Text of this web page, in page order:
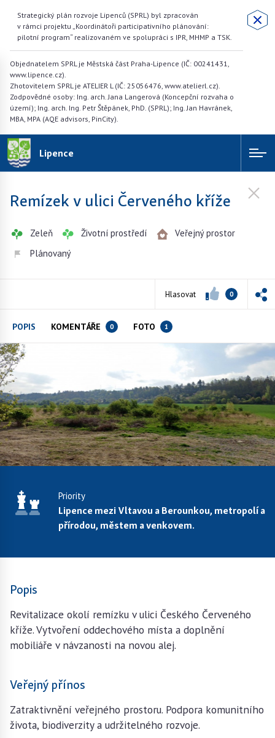
Strategický plán rozvoje Lipenců (SPRL) byl zpracován
v rámci projektu „Koordinátoři participativního plánování:
pilotní program“ realizovaném ve spolupráci s IPR, MHMP a TSK.
Objednatelem SPRL je Městská část Praha-Lipence (IČ: 00241431,
www.lipence.cz).
Zhotovitelem SPRL je ATELIER L (IČ: 25056476, www.atelierl.cz).
Zodpovědné osoby: Ing. arch. Jana Langerová (Koncepční rozvaha o
území); Ing. arch. Ing. Petr Štěpánek, PhD. (SPRL); Ing. Jan Havránek,
MBA, MPA (AQE advisors, PinCity).
Lipence
Remízek v ulici Červeného kříže
Zeleň Životní prostředí
Veřejný prostor
Plánovaný
Hlasovat 0
POPIS KOMENTÁŘE 0 FOTO 1
Priority
Lipence mezi Vltavou a Berounkou, metropolí a
přírodou, městem a venkovem.
Popis
Revitalizace okolí remízku v ulici Českého Červeného
kříže. Vytvoření oddechového místa a doplnění
mobiliáře v návzanosti na novou alej.
Veřejný přínos
Zatraktivnění veřejného prostoru. Podpora komunitního
života, biodiverzity a udržitelného rozvoje.